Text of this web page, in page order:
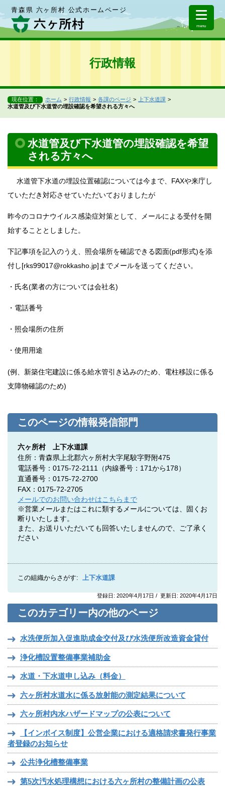
青森県 六ヶ所村 公式ホームページ
menu
行政情報
現在位置： ホーム 行政情報 各課のページ
上下水道課
水道管及び下水道管の埋設確認を希望される方々へ
水道管及び下水道管の埋設確認を希望
される方々へ
水道管下水道の埋設位置確認については今まで、FAXや来庁し
ていただき対応させていただいておりましたが
昨今のコロナウイルス感染症対策として、メールによる受付を開
始することとしました。
下記事項を記入のうえ、照会場所を確認できる図面(pdf形式)を添
付し[rks99017@rokkasho.jp]までメールを送ってください。
・氏名(業者の方については会社名)
・電話番号
・照会場所の住所
・使用用途
(例、新築住宅建設に係る給水管引き込みのため、電柱移設に係る
支障物確認のため)
このページの情報発信部門
六ヶ所村 上下水道課
住所：青森県上北郡六ヶ所村大字尾駮字野附475
電話番号：0175-72-2111（内線番号：171から178）
直通番号：0175-72-2700
FAX：0175-72-2705
メールでのお問い合わせはこちらまで
※営業メールまたはこれに類するメールについては、固くお
断りいたします。
また、お送りいただいても回答いたしませんので、ご了承く
ださい
この組織からさがす: 上下水道課
登録日: 2020年4月17日 / 更新日: 2020年4月17日
このカテゴリー内の他のページ
水洗便所加入促進助成金交付及び水洗便所改造資金貸付
浄化槽設置整備事業補助金
水道・下水道申し込み（料金）
六ヶ所村水道水に係る放射能の測定結果について
六ヶ所村内水ハザードマップの公表について
【インボイス制度】公営企業における適格請求書発行事業
者登録のお知らせ
公共浄化槽整備事業
第5次汚水処理構想における六ヶ所村の整備計画の公表